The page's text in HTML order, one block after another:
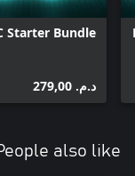
Starter Bundle
د.م.‏ 279,00
also like